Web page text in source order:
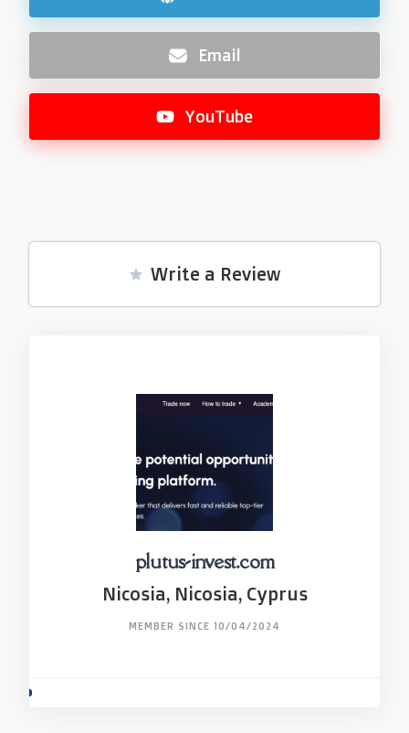
Email
YouTube
Write a Review
plutus-invest.com
Nicosia, Nicosia, Cyprus
MEMBER SINCE 10/04/2024